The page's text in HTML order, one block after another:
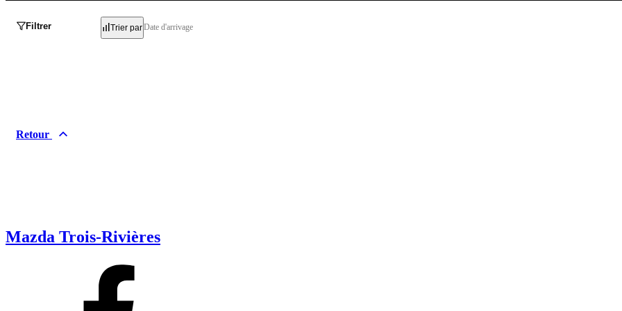
Filtrer Trier parDate d'arrivage
Retour
Mazda Trois-Rivières